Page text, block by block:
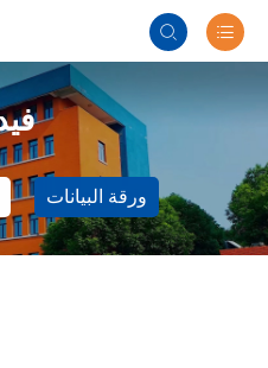
 
ورقة البيانات